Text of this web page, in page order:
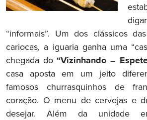
“informais”. Um dos clássicos
cariocas, a iguaria ganha uma
chegada do“Vizinhando –
casa aposta em um jeito
famosos churrasquinhos de
coração. O menu de cervejas e
desejar. Além da unidade